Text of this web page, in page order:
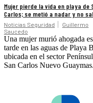
Mujer pierde la vida en playa de
Carlos; se metió a nadar y no
Noticias Seguridad
Guillermo
Saucedo
Una mujer murió ahogada
tarde en las aguas de Playa
ubicada en el sector
San Carlos Nuevo Guaymas.